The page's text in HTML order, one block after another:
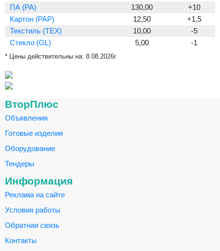
ПА (PA)
130,00
+10
Картон (PAP)
12,50
+1,5
Текстиль (TEX)
10,00
-5
Стекло (GL)
5,00 -1
* Цены действительны на: 8.08.2026г.
ВторПлюс
Объявления
Готовые изделия
Оборудование
Тендеры
Информация
Реклама на сайте
Условия работы
Обратная связь
Контакты